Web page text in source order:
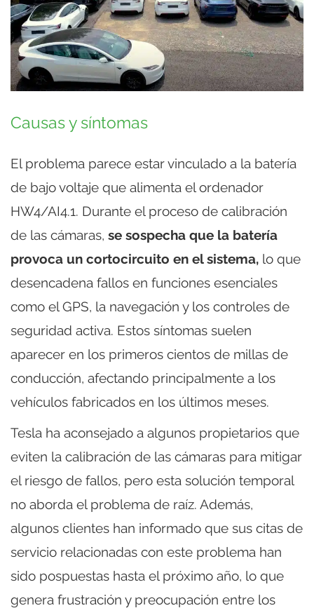
Causas y síntomas
El problema parece estar vinculado a la batería
de bajo voltaje que alimenta el ordenador
HW4/AI4.1. Durante el proceso de calibración
de las cámaras, se sospecha que la batería
provoca un cortocircuito en el sistema, lo que
desencadena fallos en funciones esenciales
como el GPS, la navegación y los controles de
seguridad activa. Estos síntomas suelen
aparecer en los primeros cientos de millas de
conducción, afectando principalmente a los
vehículos fabricados en los últimos meses.
Tesla ha aconsejado a algunos propietarios que
eviten la calibración de las cámaras para mitigar
el riesgo de fallos, pero esta solución temporal
no aborda el problema de raíz. Además,
algunos clientes han informado que sus citas de
servicio relacionadas con este problema han
sido pospuestas hasta el próximo año, lo que
genera frustración y preocupación entre los